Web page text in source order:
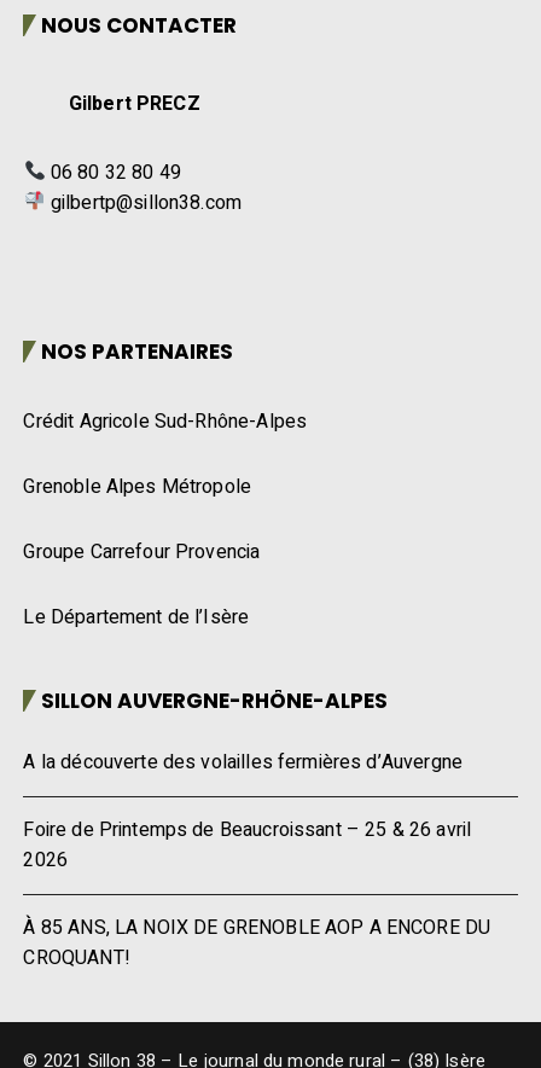
NOUS CONTACTER
Gilbert PRECZ
06 80 32 80 49
gilbertp@sillon38.com
NOS PARTENAIRES
Crédit Agricole Sud-Rhône-Alpes
Grenoble Alpes Métropole
Groupe Carrefour Provencia
Le Département de l’Isère
SILLON AUVERGNE-RHÔNE-ALPES
A la découverte des volailles fermières d’Auvergne
Foire de Printemps de Beaucroissant – 25 & 26 avril
2026
À 85 ANS, LA NOIX DE GRENOBLE AOP A ENCORE DU
CROQUANT!
© 2021 Sillon 38 – Le journal du monde rural – (38) Isère